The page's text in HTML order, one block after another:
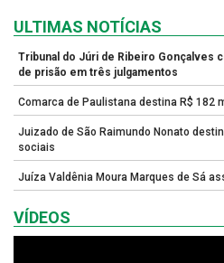
ULTIMAS NOTÍCIAS
Tribunal do Júri de Ribeiro Gonçalves
de prisão em três julgamentos
Comarca de Paulistana destina R$ 182
Juizado de São Raimundo Nonato
sociais
Juíza Valdênia Moura Marques de Sá
VÍDEOS